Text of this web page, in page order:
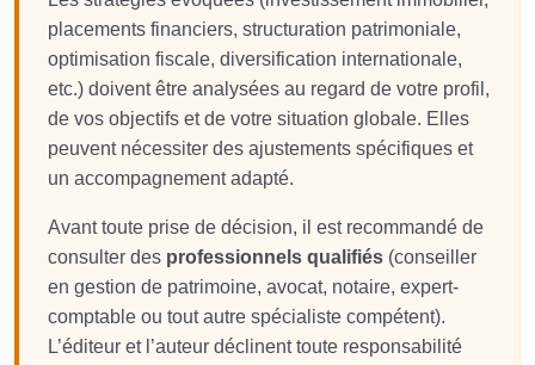
placements financiers, structuration patrimoniale,
optimisation fiscale, diversification internationale,
etc.) doivent être analysées au regard de votre profil,
de vos objectifs et de votre situation globale. Elles
peuvent nécessiter des ajustements spécifiques et
un accompagnement adapté.
Avant toute prise de décision, il est recommandé de
consulter des professionnels qualifiés (conseiller
en gestion de patrimoine, avocat, notaire, expert-
comptable ou tout autre spécialiste compétent).
L’éditeur et l’auteur déclinent toute responsabilité